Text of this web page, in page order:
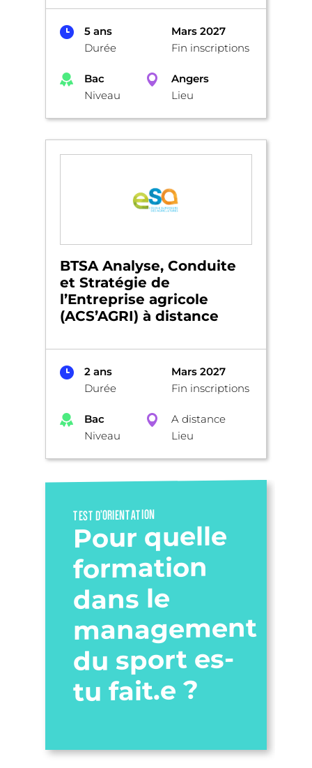
5 ans
Durée
Mars 2027
Fin inscriptions
Bac
Niveau
Angers
Lieu
BTSA Analyse, Conduite
et Stratégie de
l’Entreprise agricole
(ACS’AGRI) à distance
2 ans
Durée
Mars 2027
Fin inscriptions
Bac
Niveau
A distance
Lieu
TEST D’ORIENTATION
Pour quelle
formation
dans le
management
du sport es-
tu fait.e ?